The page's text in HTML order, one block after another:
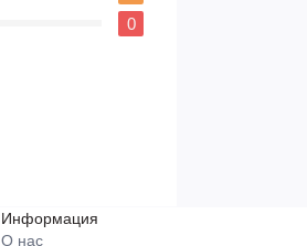
0
Информация
О нас